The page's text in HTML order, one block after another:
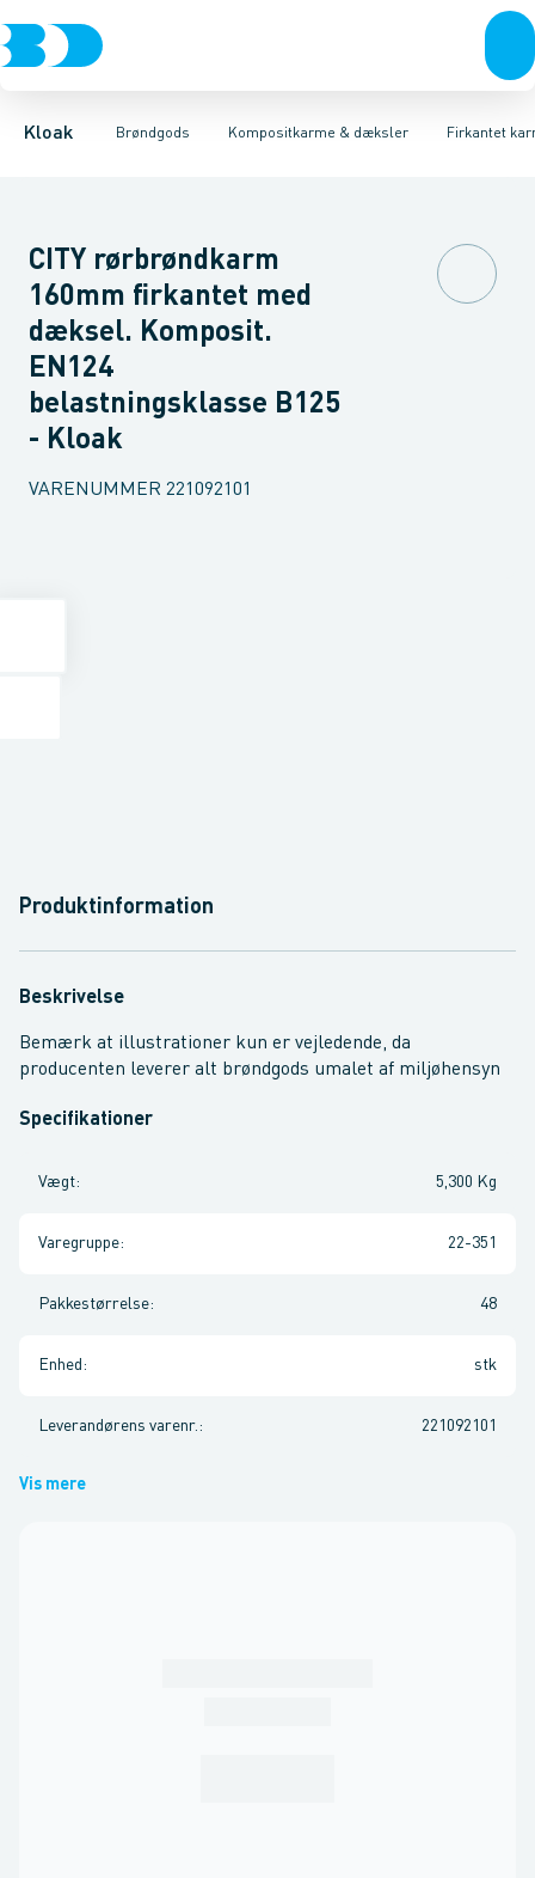
Kloak Brøndgods
Rør & fittingsBrønde BrøndgodsLinjeafvandingTanke,
Kompositkarme & dæksler
Kegler, dæksler & topringeKarme & dæksler Firkantet
Runde karme & dæksler Firkantet karme & dæksler
CITY rørbrøndkarm
160mm firkantet med
dæksel. Komposit.
EN124
belastningsklasse B125
- Kloak
VARENUMMER 221092101
Produktinformation
Beskrivelse
Bemærk at illustrationer kun er vejledende, da
producenten leverer alt brøndgods umalet af miljøhensyn
Specifikationer
Vægt: 5,300 Kg
Varegruppe: 22-351
Pakkestørrelse: 48
Enhed : stk
Leverandørens varenr. : 221092101
Vis mere